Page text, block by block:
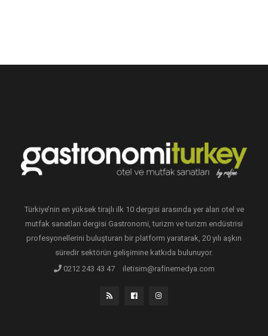
Türkiye’nin en yüksek tirajlı ilk 10 dergisi arasında yer alan otel ve
mutfak sanatları dergisi Gastronomi, turizm ve turizm endüstrisi
profesyonellerini buluşturan bir platform yaratarak, 20 yılı aşkın
süredir sektörün gelişimine katkıda bulunuyor.
0212 243 43 47
iletisim@rafinemedya.com